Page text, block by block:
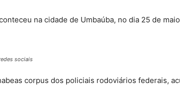
na cidade de Umbaúba, no dia 25 de
sociais
corpus dos policiais rodoviários federais,